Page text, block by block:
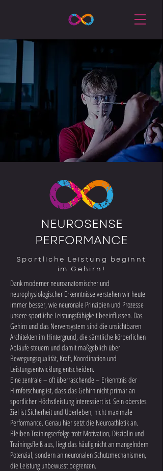
NEUROSENSE
PERFORMANCE
Sportliche Leistung beginnt
im Gehirn!
Dank moderner neuroanatomischer und
neurophysiologischer Erkenntnisse verstehen wir heute
immer besser, wie neuronale Prinzipien und Prozesse
unsere sportliche Leistungsfähigkeit beeinflussen. Das
Gehirn und das Nervensystem sind die unsichtbaren
Architekten im Hintergrund, die sämtliche körperlichen
Abläufe steuern und damit maßgeblich über
Bewegungsqualität, Kraft, Koordination und
Leistungsentwicklung entscheiden.
Eine zentrale – oft überraschende – Erkenntnis der
Hirnforschung ist, dass das Gehirn nicht primär an
sportlicher Höchstleistung interessiert ist. Sein oberstes
Ziel ist Sicherheit und Überleben, nicht maximale
Performance. Genau hier setzt die Neuroathletik an.
Bleiben Trainingserfolge trotz Motivation, Disziplin und
Trainingsfleiß aus, liegt das häufig nicht an mangelndem
Potenzial, sondern an neuronalen Schutzmechanismen,
die Leistung unbewusst begrenzen.